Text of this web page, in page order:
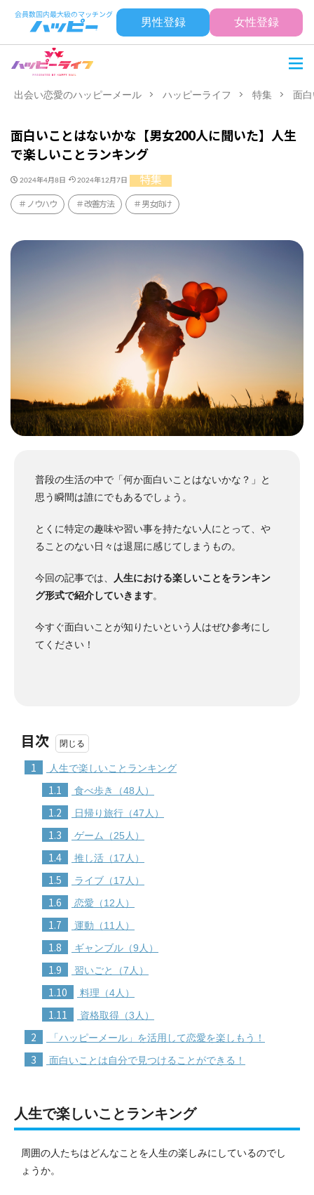
男性登録 女性登録
出会い恋愛のハッピーメール ハッピーライフ 特集 面
面白いことはないかな【男女200人に聞いた】人生
で楽しいことランキング
2024年4月8日 2024年12月7日 特集
ノウハウ 改善方法 男女向け
普段の生活の中で「何か面白いことはないかな？」と
思う瞬間は誰にでもあるでしょう。
とくに特定の趣味や習い事を持たない人にとって、や
ることのない日々は退屈に感じてしまうもの。
今回の記事では、
人生における楽しいことをランキン
グ形式で紹介していきます。
今すぐ面白いことが知りたいという人はぜひ参考にし
てください！
目次
1 人生で楽しいことランキング
1.1 食べ歩き（48人）
1.2 日帰り旅行（47人）
1.3 ゲーム（25人）
1.4 推し活（17人）
1.5 ライブ（17人）
1.6 恋愛（12人）
1.7 運動（11人）
1.8 ギャンブル（9人）
1.9 習いごと（7人）
1.10 料理（4人）
1.11 資格取得（3人）
2 「ハッピーメール」を活用して恋愛を楽しもう！
3 面白いことは自分で見つけることができる！
人生で楽しいことランキング
周囲の人たちはどんなことを人生の楽しみにしているのでし
ょうか。